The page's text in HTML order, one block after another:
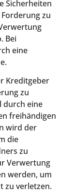
Sicherheiten
zu
Bei
eine
Kreditgeber
zu
durch eine
freihändigen
wird der
die
zu
Verwertung
werden, um
zu verletzen.